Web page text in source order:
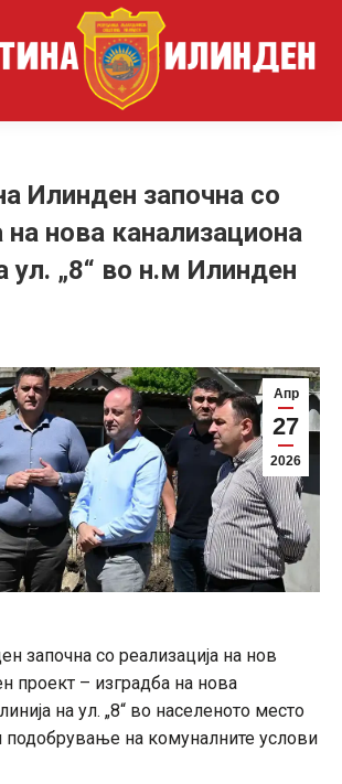
Илинден започна со
на нова канализациона
ул. „8“ во н.м Илинден
Апр
27
2026
започна со реализација на нов
проект – изградба на нова
на ул. „8“ во населеното место
подобрување на комуналните услови